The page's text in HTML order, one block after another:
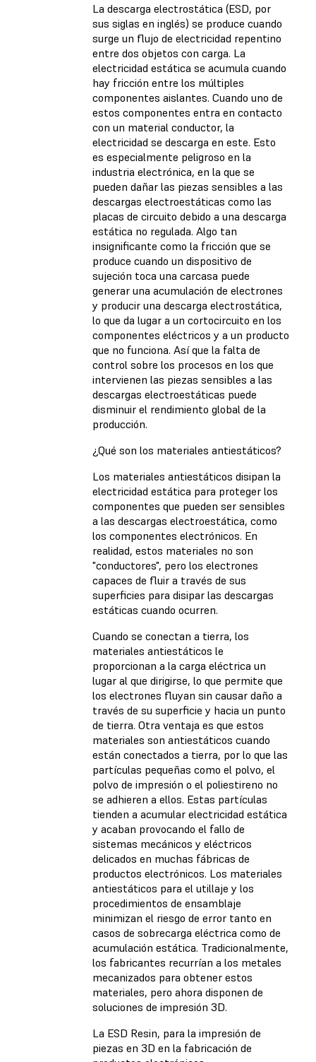
La descarga electrostática (ESD, por
sus siglas en inglés) se produce cuando
surge un flujo de electricidad repentino
entre dos objetos con carga. La
electricidad estática se acumula cuando
hay fricción entre los múltiples
componentes aislantes. Cuando uno de
estos componentes entra en contacto
con un material conductor, la
electricidad se descarga en este. Esto
es especialmente peligroso en la
industria electrónica, en la que se
pueden dañar las piezas sensibles a las
descargas electroestáticas como las
placas de circuito debido a una descarga
estática no regulada. Algo tan
insignificante como la fricción que se
produce cuando un dispositivo de
sujeción toca una carcasa puede
generar una acumulación de electrones
y producir una descarga electrostática,
lo que da lugar a un cortocircuito en los
componentes eléctricos y a un producto
que no funciona. Así que la falta de
control sobre los procesos en los que
intervienen las piezas sensibles a las
descargas electroestáticas puede
disminuir el rendimiento global de la
producción.
¿Qué son los materiales antiestáticos?
Los materiales antiestáticos disipan la
electricidad estática para proteger los
componentes que pueden ser sensibles
a las descargas electroestática, como
los componentes electrónicos. En
realidad, estos materiales no son
"conductores", pero los electrones
capaces de fluir a través de sus
superficies para disipar las descargas
estáticas cuando ocurren.
Cuando se conectan a tierra, los
materiales antiestáticos le
proporcionan a la carga eléctrica un
lugar al que dirigirse, lo que permite que
los electrones fluyan sin causar daño a
través de su superficie y hacia un punto
de tierra. Otra ventaja es que estos
materiales son antiestáticos cuando
están conectados a tierra, por lo que las
partículas pequeñas como el polvo, el
polvo de impresión o el poliestireno no
se adhieren a ellos. Estas partículas
tienden a acumular electricidad estática
y acaban provocando el fallo de
sistemas mecánicos y eléctricos
delicados en muchas fábricas de
productos electrónicos. Los materiales
antiestáticos para el utillaje y los
procedimientos de ensamblaje
minimizan el riesgo de error tanto en
casos de sobrecarga eléctrica como de
acumulación estática. Tradicionalmente,
los fabricantes recurrían a los metales
mecanizados para obtener estos
materiales, pero ahora disponen de
soluciones de impresión 3D.
La ESD Resin, para la impresión de
piezas en 3D en la fabricación de